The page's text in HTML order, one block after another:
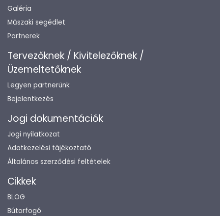
Galéria
Műszaki segédlet
Partnerek
Tervezőknek / Kivitelezőknek /
Üzemeltetőknek
Legyen partnerünk
Bejelentkezés
Jogi dokumentációk
Jogi nyilatkozat
Adatkezelési tájékoztató
Általános szerződési feltételek
Cikkek
BLOG
Bútorfogó